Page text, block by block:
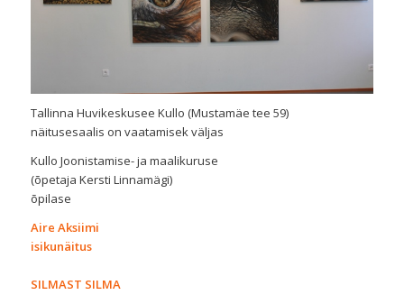
Tallinna Huvikeskusee Kullo (Mustamäe tee 59)
näitusesaalis on vaatamisek väljas
Kullo Joonistamise- ja maalikuruse
(õpetaja Kersti Linnamägi)
õpilase
Aire Aksiimi
isikunäitus
SILMAST SILMA